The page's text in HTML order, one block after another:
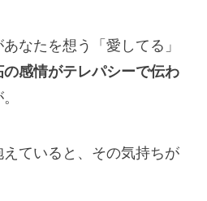
なたを想う「愛してる」
の感情がテレパシーで伝わ
ていると、その気持ちが